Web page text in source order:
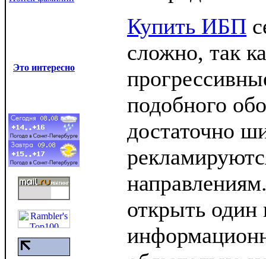
Это интересно
Купить ИБП
сложно, так
подобного
достаточно
открыть один